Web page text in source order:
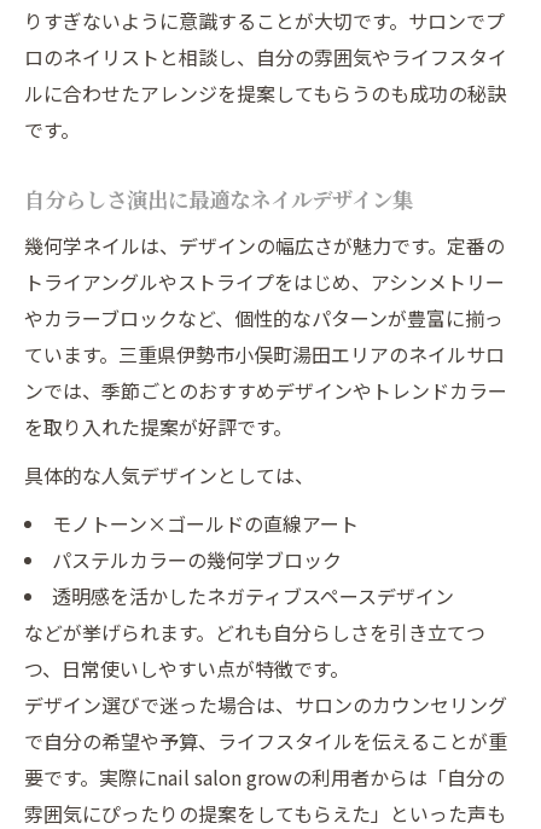
伊勢市ネイルで理想の幾何学デザイン発見
周辺エリアの人気ネイルサロン徹底ガイド
ネイルスクール発の最新トレンドも紹介
りすぎないように意識することが大切です。サロンでプ
ロのネイリストと相談し、自分の雰囲気やライフスタイ
ルに合わせたアレンジを提案してもらうのも成功の秘訣
です。
自分らしさ演出に最適なネイルデザイン集
幾何学ネイルは、デザインの幅広さが魅力です。定番の
トライアングルやストライプをはじめ、アシンメトリー
やカラーブロックなど、個性的なパターンが豊富に揃っ
ています。三重県伊勢市小俣町湯田エリアのネイルサロ
ンでは、季節ごとのおすすめデザインやトレンドカラー
を取り入れた提案が好評です。
具体的な人気デザインとしては、
モノトーン×ゴールドの直線アート
パステルカラーの幾何学ブロック
透明感を活かしたネガティブスペースデザイン
などが挙げられます。どれも自分らしさを引き立てつ
つ、日常使いしやすい点が特徴です。
デザイン選びで迷った場合は、サロンのカウンセリング
で自分の希望や予算、ライフスタイルを伝えることが重
要です。実際にnail salon growの利用者からは「自分の
雰囲気にぴったりの提案をしてもらえた」といった声も